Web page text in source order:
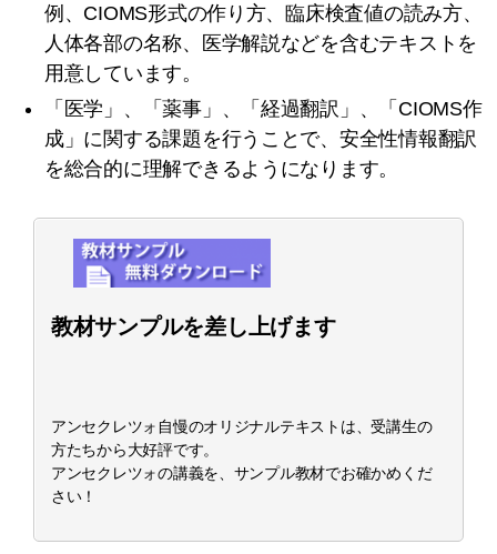
例、CIOMS形式の作り方、臨床検査値の読み方、
人体各部の名称、医学解説などを含むテキストを
用意しています。
「医学」、「薬事」、「経過翻訳」、「CIOMS作
成」に関する課題を行うことで、安全性情報翻訳
を総合的に理解できるようになります。
教材サンプルを差し上げます
アンセクレツォ自慢のオリジナルテキストは、受講生の
方たちから大好評です。
アンセクレツォの講義を、サンプル教材でお確かめくだ
さい！